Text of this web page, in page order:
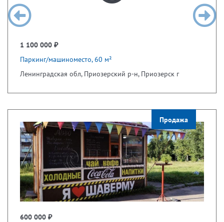
1 100 000 ₽
Паркинг/машиноместо, 60 м²
Ленинградская обл, Приозерский р-н, Приозерск г
Продажа
600 000 ₽